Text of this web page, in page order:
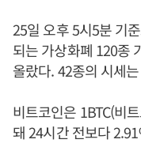
25일 오후 5시5분 기
되는 가상화폐 120종
올랐다. 42종의 시세
비트코인은 1BTC(비
돼 24시간 전보다